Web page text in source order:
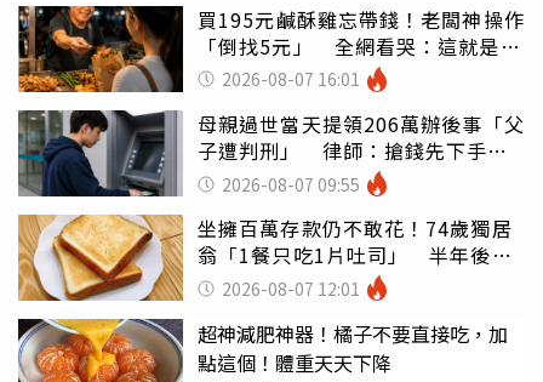
買195元鹹酥雞忘帶錢！老闆神操作
「倒找5元」 全網看哭：這就是台
灣 2026-08-07 16:01
母親過世當天提領206萬辦後事「父
子遭判刑」 律師：搶錢先下手是
罪 2026-08-07 09:55
坐擁百萬存款仍不敢花！74歲獨居
翁「1餐只吃1片吐司」 半年後暴
瘦嚇壞女兒
2026-08-07 12:01
超神減肥神器！橘子不要直接吃，加
點這個！體重天天下降